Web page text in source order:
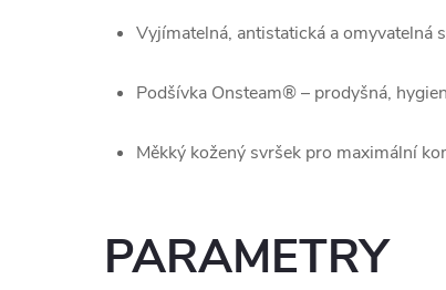
Vyjímatelná, antistatická a omyvatelná
Podšívka Onsteam® – prodyšná,
Měkký kožený svršek pro maximální
PARAMETRY